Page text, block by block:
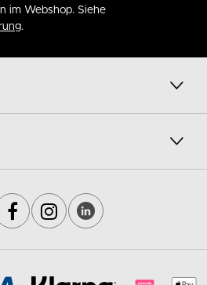
im Webshop. Siehe
.